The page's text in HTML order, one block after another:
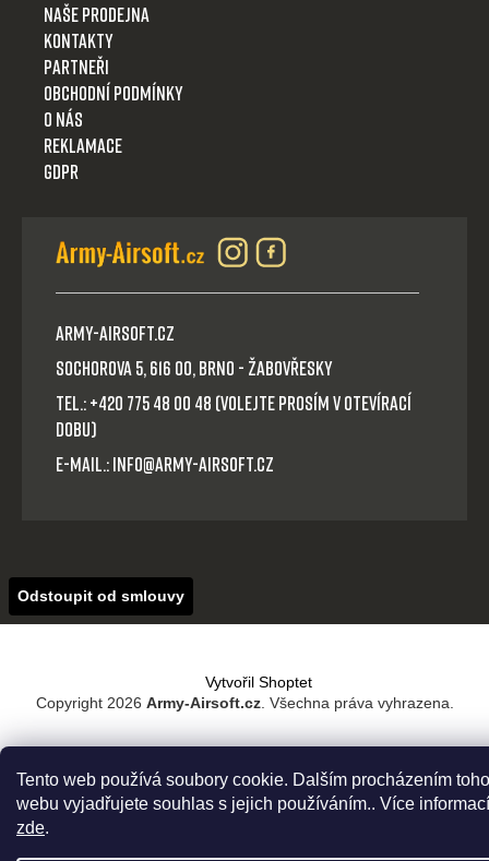
Tento web používá soubory cookie. Dalším procházením
webu vyjadřujete souhlas s jejich používáním.. Více informací
zde.
Naše prodejna
Kontakty
Partneři
Obchodní podmínky
O nás
Reklamace
GDPR
Army-Airsoft.cz
Sochorova 5, 616 00, Brno - Žabovřesky
Tel.: +420 775 48 00 48 (volejte prosím v otevírací
dobu)
E-mail.: info@army-airsoft.cz
Odstoupit od smlouvy
Vytvořil Shoptet
Copyright 2026 Army-Airsoft.cz. Všechna práva vyhrazena.